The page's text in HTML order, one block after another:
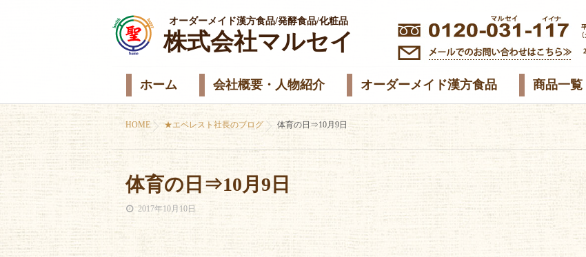
オーダーメイド漢方食品/発酵食品/化粧品
株式会社マルセイ
ホーム 会社概要・人物紹介 オーダーメイド漢方食品 商品一覧
HOME ★エベレスト社長のブログ 体育の日⇒10月9日
体育の日⇒10月9日
2017年10月10日